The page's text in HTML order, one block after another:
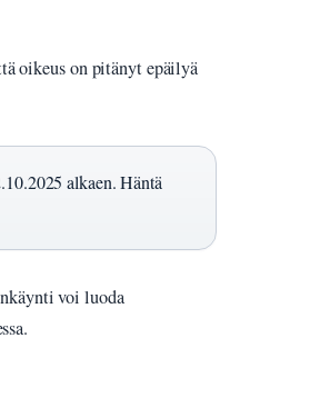
oikeus on pitänyt epäilyä
alkaen. Häntä
voi luoda